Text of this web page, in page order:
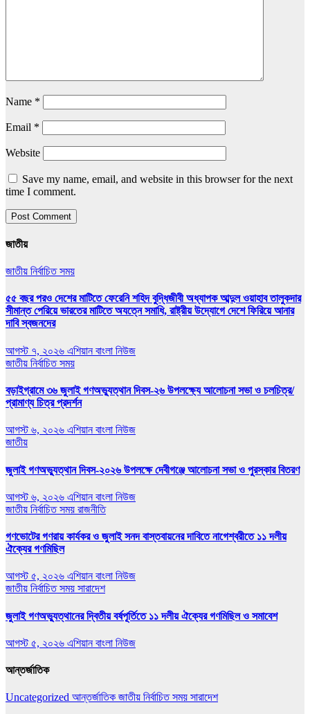
Name *
Email *
Website
Save my name, email, and website in this browser for the next
time I comment.
জাতীয়
জাতীয় নির্বাচিত সময়
৫৫ বছর পরও দেশের মাটিতে ফেরেনি শহিদ বুদ্ধিজীবী অধ্যাপক আব্দুল ওয়াহাব তালুকদার
সীমান্ত পেরিয়ে ভারতের মাটিতে অযত্নে সমাধি, রাষ্ট্রীয় উদ্যোগে দেশে ফিরিয়ে আনার
দাবি স্বজনদের
আগস্ট ৭, ২০২৬ এশিয়ান বাংলা নিউজ
জাতীয় নির্বাচিত সময়
বড়াইগ্রামে ৩৬ জুলাই গণঅভ্যুত্থান দিবস-২৬ উপলক্ষ্যে আলোচনা সভা ও চলচিত্র/
প্রামাণ্য চিত্র প্রদর্শন
আগস্ট ৬, ২০২৬ এশিয়ান বাংলা নিউজ
জাতীয়
জুলাই গণঅভ্যুত্থান দিবস-২০২৬ উপলক্ষে দেবীগঞ্জে আলোচনা সভা ও পুরস্কার বিতরণ
আগস্ট ৬, ২০২৬ এশিয়ান বাংলা নিউজ
জাতীয় নির্বাচিত সময় রাজনীতি
গণভোটের গণরায় কার্যকর ও জুলাই সনদ বাস্তবায়নের দাবিতে নাগেশ্বরীতে ১১ দলীয়
ঐক্যের গণমিছিল
আগস্ট ৫, ২০২৬ এশিয়ান বাংলা নিউজ
জাতীয় নির্বাচিত সময় সারাদেশ
জুলাই গণঅভ্যুত্থানের দ্বিতীয় বর্ষপূর্তিতে ১১ দলীয় ঐক্যের গণমিছিল ও সমাবেশ
আগস্ট ৫, ২০২৬ এশিয়ান বাংলা নিউজ
আন্তর্জাতিক
Uncategorized আন্তর্জাতিক জাতীয় নির্বাচিত সময় সারাদেশ